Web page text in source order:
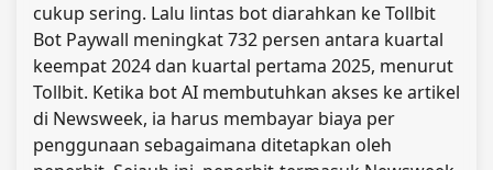
cukup sering. Lalu lintas bot diarahkan ke Tollbit
Bot Paywall meningkat 732 persen antara kuartal
keempat 2024 dan kuartal pertama 2025, menurut
Tollbit. Ketika bot AI membutuhkan akses ke artikel
di Newsweek, ia harus membayar biaya per
penggunaan sebagaimana ditetapkan oleh